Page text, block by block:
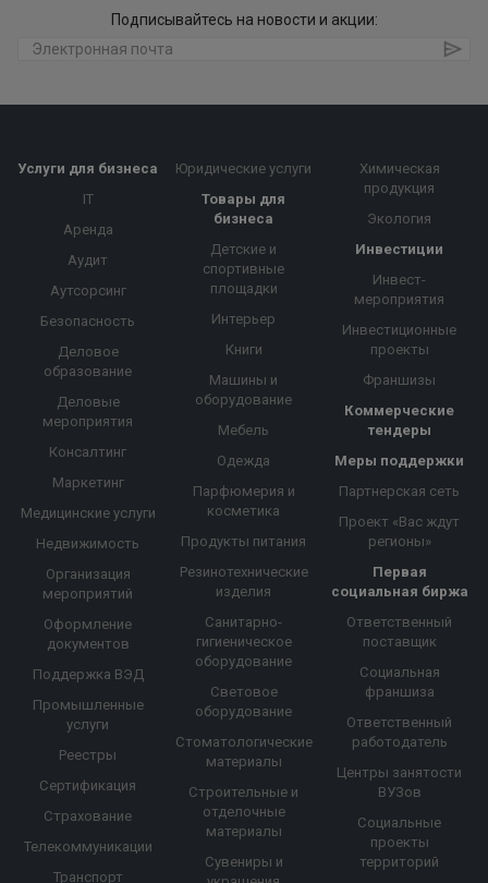
Подписывайтесь на новости и акции:
Услуги для бизнеса
IT
Аренда
Аудит
Аутсорсинг
Безопасность
Деловое
образование
Деловые
мероприятия
Консалтинг
Маркетинг
Медицинские услуги
Недвижимость
Организация
мероприятий
Оформление
документов
Поддержка ВЭД
Промышленные
услуги
Реестры
Сертификация
Страхование
Телекоммуникации
Транспорт
Юридические услуги
Товары для
бизнеса
Детские и
спортивные
площадки
Интерьер
Книги
Машины и
оборудование
Мебель
Одежда
Парфюмерия и
косметика
Продукты питания
Резинотехнические
изделия
Санитарно-
гигиеническое
оборудование
Световое
оборудование
Стоматологические
материалы
Строительные и
отделочные
материалы
Сувениры и
Химическая
продукция
Экология
Инвестиции
Инвест-
мероприятия
Инвестиционные
проекты
Франшизы
Коммерческие
тендеры
Меры поддержки
Партнерская сеть
Проект «Вас ждут
регионы»
Первая
социальная биржа
Ответственный
поставщик
Социальная
франшиза
Ответственный
работодатель
Центры занятости
ВУЗов
Социальные
проекты
территорий